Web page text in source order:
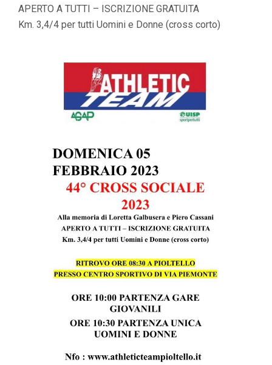
APERTO A TUTTI – ISCRIZIONE GRATUITA
Km. 3,4/4 per tutti Uomini e Donne (cross corto)